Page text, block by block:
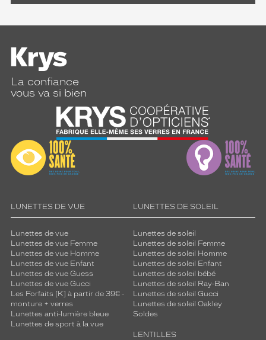
La confiance
vous va si bien
LUNETTES DE VUE
Lunettes de vue
Lunettes de vue Femme
Lunettes de vue Homme
Lunettes de vue Enfant
Lunettes de vue Guess
Lunettes de vue Gucci
Les Forfaits [K] à partir de 39€ -
monture + verres
Lunettes anti-lumière bleue
Lunettes de sport à la vue
LUNETTES DE SOLEIL
Lunettes de soleil
Lunettes de soleil Femme
Lunettes de soleil Homme
Lunettes de soleil Enfant
Lunettes de soleil bébé
Lunettes de soleil Ray-Ban
Lunettes de soleil Gucci
Lunettes de soleil Oakley
Soldes
LENTILLES